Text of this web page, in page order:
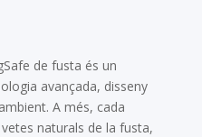
de fusta és un
avançada, disseny
A més, cada
naturals de la fusta,